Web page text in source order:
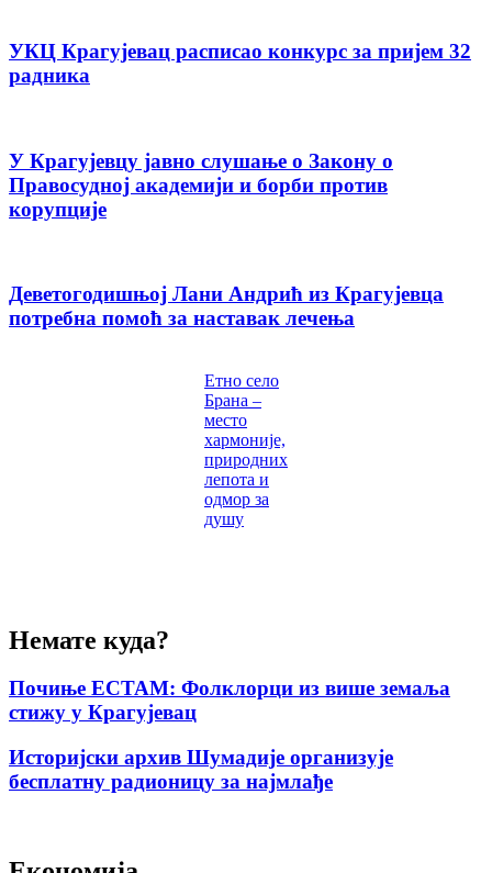
УКЦ Крагујевац расписао конкурс за пријем 32
радника
У Крагујевцу јавно слушање о Закону о
Правосудној академији и борби против
корупције
Деветогодишњој Лани Андрић из Крагујевца
потребна помоћ за наставак лечења
Етно село
Брана –
место
хармоније,
природних
лепота и
одмор за
душу
Немате куда?
Почиње ЕСТАМ: Фолклорци из више земаља
стижу у Крагујевац
Историјски архив Шумадије организује
бесплатну радионицу за најмлађе